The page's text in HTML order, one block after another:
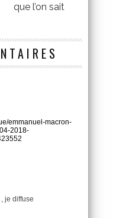
que l’on sait
emmanuel-macron-
2018-
je diffuse